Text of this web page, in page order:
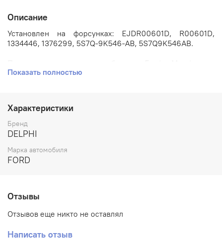
Описание
Установлен на форсунках: EJDR00601D, R00601D,
1334446, 1376299, 5S7Q-9K546-AB, 5S7Q9K546AB.
двигателем 2.2л. TDCi QJBA, QJBB, QJBC, QJBD, Евро 3.
Состав ремкомплекта: распылитель форсунки -
L150PBD, клапан форсунки - 28538389.
Показать полностью
Характеристики
Бренд
DELPHI
Марка автомобиля
FORD
Отзывы
Отзывов еще никто не оставлял
Написать отзыв